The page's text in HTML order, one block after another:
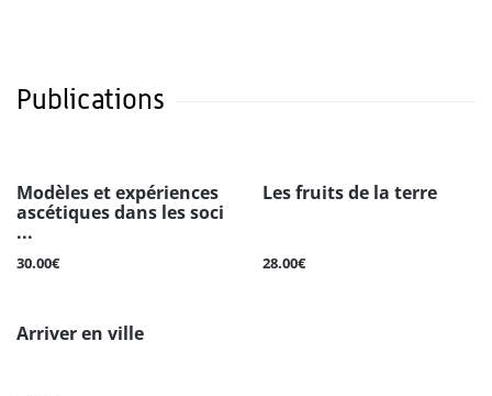
Publications
Modèles et expériences
ascétiques dans les soci
...
30.00€
Les fruits de la terre
28.00€
Arriver en ville